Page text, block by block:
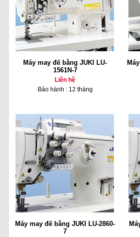
Máy may đế bằng JUKI LU-
1561N-7
Liên hệ
Bảo hành : 12 tháng
Máy may đế bằng JUKI LU-2860-
7